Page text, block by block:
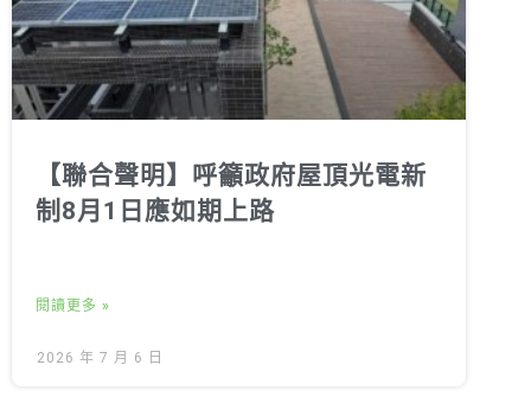
【聯合聲明】呼籲政府屋頂光電新
制8月1日應如期上路
閱讀更多 »
2026 年 7 月 6 日